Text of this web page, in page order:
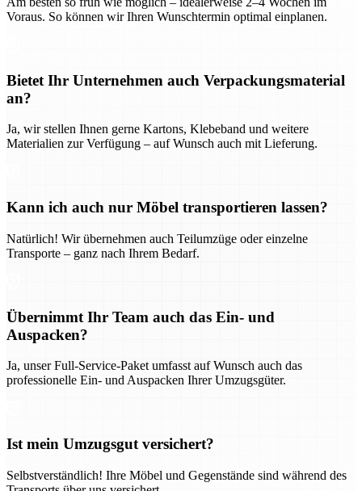
Voraus. So können wir Ihren Wunschtermin optimal einplanen.
Bietet Ihr Unternehmen auch Verpackungsmaterial
an?
Ja, wir stellen Ihnen gerne Kartons, Klebeband und weitere
Materialien zur Verfügung – auf Wunsch auch mit Lieferung.
Kann ich auch nur Möbel transportieren lassen?
Natürlich! Wir übernehmen auch Teilumzüge oder einzelne
Transporte – ganz nach Ihrem Bedarf.
Übernimmt Ihr Team auch das Ein- und
Auspacken?
Ja, unser Full-Service-Paket umfasst auf Wunsch auch das
professionelle Ein- und Auspacken Ihrer Umzugsgüter.
Ist mein Umzugsgut versichert?
Selbstverständlich! Ihre Möbel und Gegenstände sind während des